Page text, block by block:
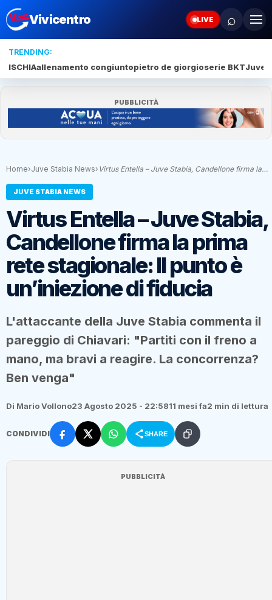
Vivicentro LIVE ⌕
TRENDING:
ISCHIAallenamento congiuntopietro de giorgioserie BKTJuve
PUBBLICITÀ
Home›Juve Stabia News› Virtus Entella – Juve Stabia, Candellone firma la…
JUVE STABIA NEWS
Virtus Entella – Juve Stabia,
Candellone firma la prima
rete stagionale: Il punto è
un’iniezione di fiducia
L'attaccante della Juve Stabia commenta il
pareggio di Chiavari: "Partiti con il freno a
mano, ma bravi a reagire. La concorrenza?
Ben venga"
Di Mario Vollono23 Agosto 2025 - 22:5811 mesi fa2 min di lettura
CONDIVIDI SHARE
PUBBLICITÀ